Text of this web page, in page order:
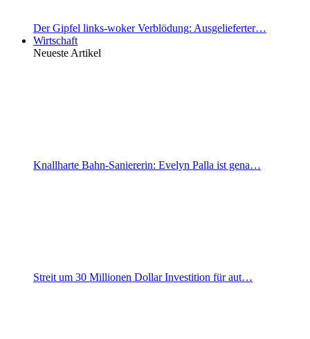
Der Gipfel links-woker Verblödung: Ausgelieferter…
Wirtschaft
Neueste Artikel
Knallharte Bahn-Saniererin: Evelyn Palla ist gena…
Streit um 30 Millionen Dollar Investition für aut…